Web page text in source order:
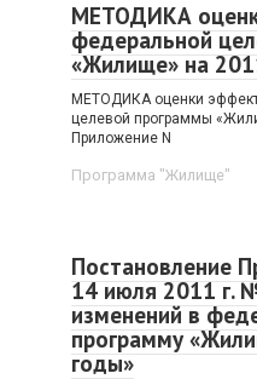
МЕТОДИКА
федеральной
«Жилище» на
МЕТОДИКА оценки
целевой программы
Приложение N
Программа "Жилище"
Постановление
14 июля 2011 г.
изменений в
программу
годы»